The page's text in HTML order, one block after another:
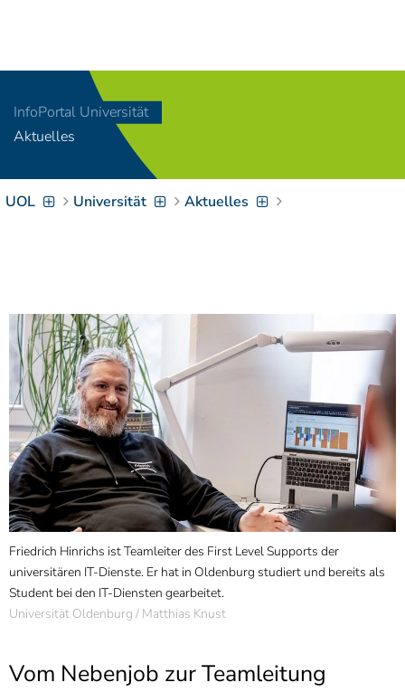
[Access-Key 8
Zum Inhalt springen
Zur Suche springen
[Access-Key 4]
Zur Hauptnavigation
9
Zur
Brotkrumennavigation
springen
7]
Informationen zur
Barrierefreiheit
InfoPortal Universität
Aktuelles
UOL Universität Aktuelles
Friedrich Hinrichs ist Teamleiter des First Level Supports der
universitären IT-Dienste. Er hat in Oldenburg studiert und bereits als
Student bei den IT-Diensten gearbeitet.
Universität Oldenburg / Matthias Knust
Vom Nebenjob zur Teamleitung